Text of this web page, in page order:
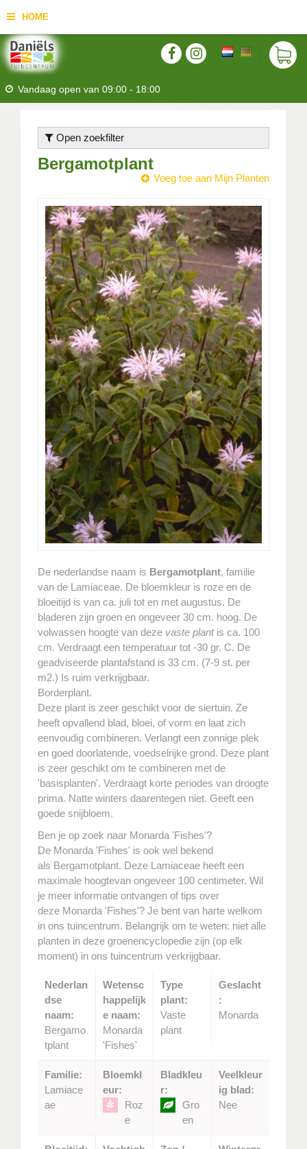
HOME
Vandaag open van 09:00 - 18:00
Open zoekfilter
Bergamotplant
Voeg toe aan Mijn Planten
De nederlandse naam is Bergamotplant, familie
van de Lamiaceae. De bloemkleur is roze en de
bloeitijd is van ca. juli tot en met augustus. De
bladeren zijn groen en ongeveer 30 cm. hoog. De
volwassen hoogte van deze vaste plantis ca. 100
cm. Verdraagt een temperatuur tot -30 gr. C. De
geadviseerde plantafstand is 33 cm. (7-9 st. per
m2.) Is ruim verkrijgbaar.
Borderplant.
Deze plant is zeer geschikt voor de siertuin. Ze
heeft opvallend blad, bloei, of vorm en laat zich
eenvoudig combineren. Verlangt een zonnige plek
en goed doorlatende, voedselrijke grond. Deze plant
is zeer geschikt om te combineren met de
'basisplanten'. Verdraagt korte periodes van droogte
prima. Natte winters daarentegen niet. Geeft een
goede snijbloem.
Ben je op zoek naar Monarda 'Fishes'?
De Monarda 'Fishes' is ook wel bekend
als Bergamotplant. Deze Lamiaceae heeft een
maximale hoogtevan ongeveer 100 centimeter. Wil
je meer informatie ontvangen of tips over
deze Monarda 'Fishes'? Je bent van harte welkom
in ons tuincentrum. Belangrijk om te weten: niet alle
planten in deze groenencyclopedie zijn (op elk
moment) in ons tuincentrum verkrijgbaar.
Nederlan
dse
naam:
Bergamo
tplant
Wetensc
happelijk
e naam:
Monarda
'Fishes'
Type
plant:
Vaste
plant
Geslacht
:
Monarda
Familie:
Lamiace
ae
Bloemkl
eur:
Roz
e
Bladkleu
r:
Gro
en
Veelkleur
ig blad:
Nee